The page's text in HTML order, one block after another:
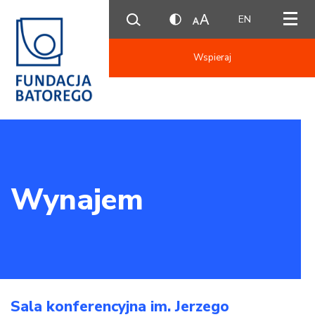
EN
Wspieraj
Wynajem
Sala konferencyjna im. Jerzego